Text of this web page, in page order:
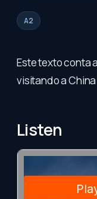
A2
Este texto conta
visitando a China
Listen